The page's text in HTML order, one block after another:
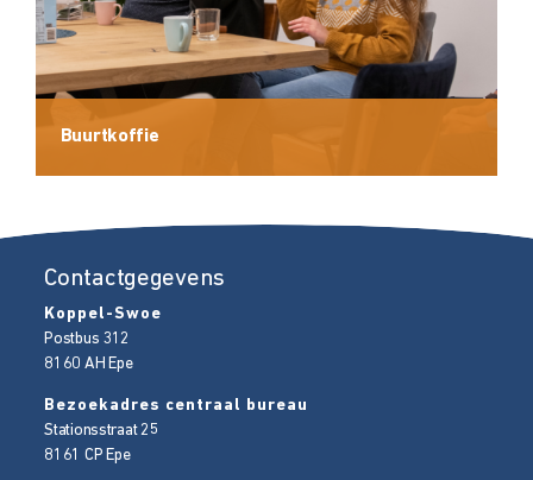
Buurtkoffie
Contactgegevens
Koppel-Swoe
Postbus 312
8160 AH Epe
Bezoekadres centraal bureau
Stationsstraat 25
8161 CP Epe